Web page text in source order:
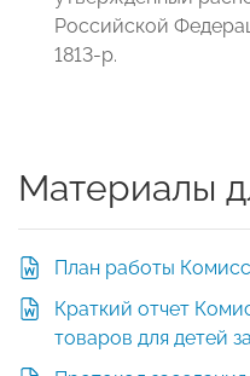
Российской
1813-р.
Материалы
План работы
Краткий отчет
товаров для детей